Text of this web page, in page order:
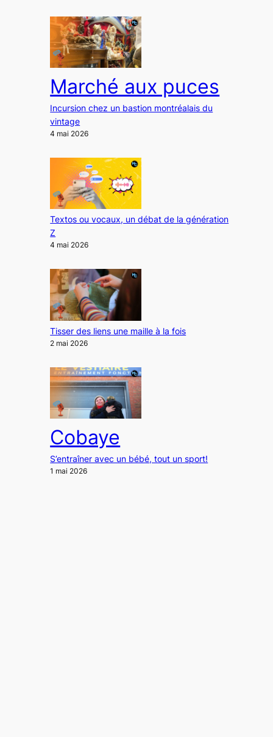
Marché aux puces
Incursion chez un bastion montréalais du
vintage
4 mai 2026
Textos ou vocaux, un débat de la génération
Z
4 mai 2026
Tisser des liens une maille à la fois
2 mai 2026
Cobaye
S’entraîner avec un bébé, tout un sport!
1 mai 2026